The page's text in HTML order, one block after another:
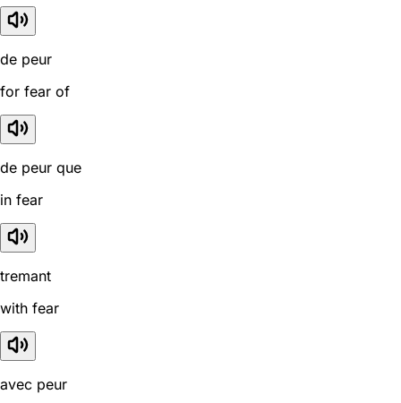
de peur
for fear of
de peur que
in fear
tremant
with fear
avec peur